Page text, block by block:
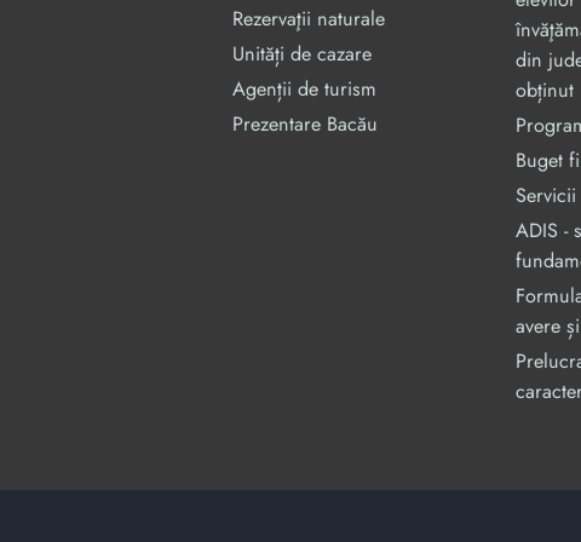
Rezervaţii naturale
Unități de cazare
Agenții de turism
Prezentare Bacău
din
obținut
Buget
ADIS -
avere